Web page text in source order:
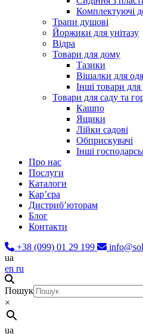
Комплектуючі
Трапи душові
Йоржики для унітазу
Відра
Товари для дому
Тазики
Вішалки для
Інші товари
Товари для саду та
Кашпо
Ящики
Лійки садові
Обприскувачі
Інші
Про нас
Послуги
Каталоги
Карʼєра
Дистриб’юторам
Блог
Контакти
+38 (099) 01 29 199
ua
en ru
Пошук
×
ua